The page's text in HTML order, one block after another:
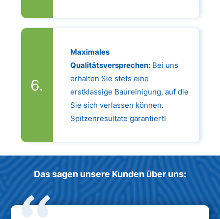
Maximales
Qualitätsversprechen:Bei uns
erhalten Sie stets eine
erstklassige Baureinigung, auf die
Sie sich verlassen können.
Spitzenresultate garantiert!
Das sagen unsere Kunden über uns: